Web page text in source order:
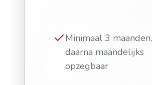
Minimaal 3 maanden,
daarna maandelijks
opzegbaar